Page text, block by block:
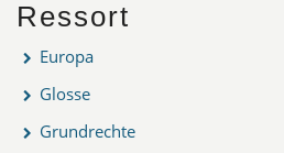
Ressort
Europa
Glosse
Grundrechte